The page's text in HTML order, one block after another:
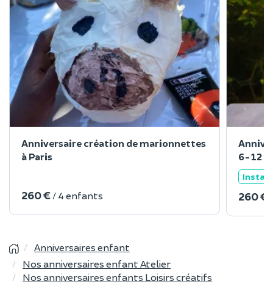
Anniversaire création de marionnettes
à Paris
260 € / 4 enfants
6-12
260 €
Anniversaires enfant
Nos anniversaires enfant Atelier
Nos anniversaires enfants Loisirs créatifs